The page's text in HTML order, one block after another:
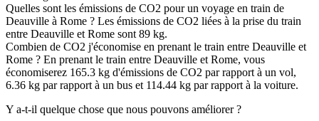
Quelles sont les émissions de CO2 pour un voyage en train de
Deauville à Rome ? Les émissions de CO2 liées à la prise du train
entre Deauville et Rome sont 89 kg.
Combien de CO2 j'économise en prenant le train entre Deauville et
Rome ? En prenant le train entre Deauville et Rome, vous
économiserez 165.3 kg d'émissions de CO2 par rapport à un vol,
6.36 kg par rapport à un bus et 114.44 kg par rapport à la voiture.
Y a-t-il quelque chose que nous pouvons améliorer ?